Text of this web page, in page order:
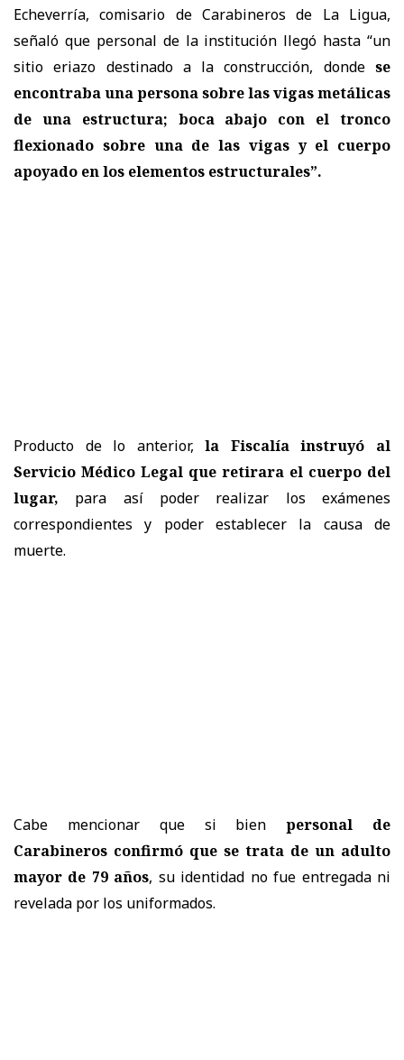
Echeverría, comisario de Carabineros de La Ligua,
señaló que personal de la institución llegó hasta “un
sitio eriazo destinado a la construcción, donde se
encontraba una persona sobre las vigas metálicas
de una estructura; boca abajo con el tronco
flexionado sobre una de las vigas y el cuerpo
apoyado en los elementos estructurales”.
Producto de lo anterior,la Fiscalíainstruyó al
Servicio Médico Legal que retirara el cuerpo del
lugar, para así poder realizar los exámenes
correspondientes y poder establecer la causa de
muerte.
Cabe mencionar que si bien personal de
Carabineros confirmó que se trata de un adulto
mayor de 79 años, su identidad no fue entregada ni
revelada por los uniformados.